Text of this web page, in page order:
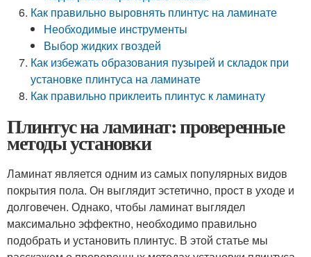
Как правильно выровнять плинтус на ламинате
Необходимые инструменты
Выбор жидких гвоздей
Как избежать образования пузырей и складок при
установке плинтуса на ламинате
Как правильно приклеить плинтус к ламинату
Плинтус на ламинат: проверенные
методы установки
Ламинат является одним из самых популярных видов
покрытия пола. Он выглядит эстетично, прост в уходе и
долговечен. Однако, чтобы ламинат выглядел
максимально эффектно, необходимо правильно
подобрать и установить плинтус. В этой статье мы